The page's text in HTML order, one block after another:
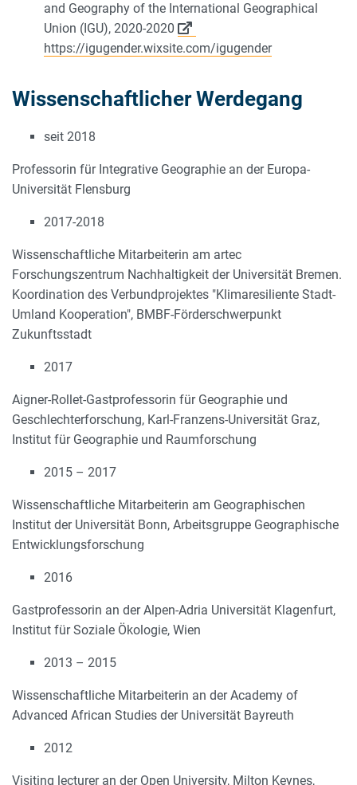
and Geography of the International Geographical
Union (IGU), 2020-2020
https://igugender.wixsite.com/igugender
Wissenschaftlicher Werdegang
seit 2018
Professorin für Integrative Geographie an der Europa-
Universität Flensburg
2017-2018
Wissenschaftliche Mitarbeiterin am artec
Forschungszentrum Nachhaltigkeit der Universität Bremen.
Koordination des Verbundprojektes "Klimaresiliente Stadt-
Umland Kooperation", BMBF-Förderschwerpunkt
Zukunftsstadt
2017
Aigner-Rollet-Gastprofessorin für Geographie und
Geschlechterforschung, Karl-Franzens-Universität Graz,
Institut für Geographie und Raumforschung
2015 – 2017
Wissenschaftliche Mitarbeiterin am Geographischen
Institut der Universität Bonn, Arbeitsgruppe Geographische
Entwicklungsforschung
2016
Gastprofessorin an der Alpen-Adria Universität Klagenfurt,
Institut für Soziale Ökologie, Wien
2013 – 2015
Wissenschaftliche Mitarbeiterin an der Academy of
Advanced African Studies der Universität Bayreuth
2012
Visiting lecturer an der Open University, Milton Keynes,